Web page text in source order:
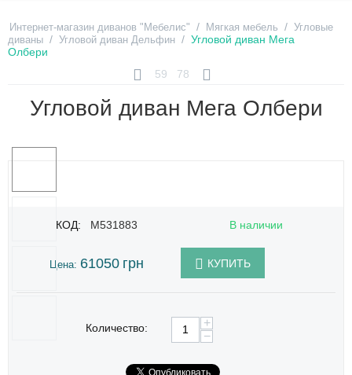
Интернет-магазин диванов "Мебелис" / Мягкая мебель / Угловые
диваны / Угловой диван Дельфин / Угловой диван Мега
Олбери
59
78
Угловой диван Мега Олбери
КОД: M531883 В наличии
Цена: 61050 грн КУПИТЬ
Количество:
+
−